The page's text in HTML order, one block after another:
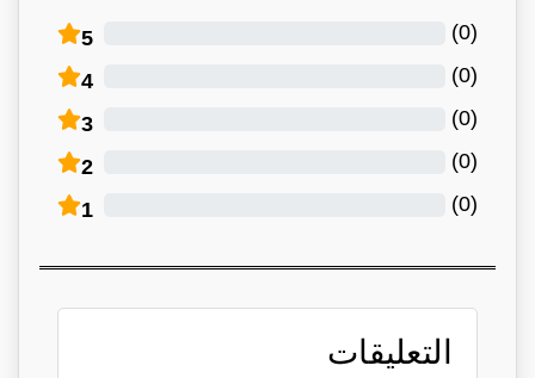
5 (
0
)
4 (
0
)
3 (
0
)
2 (
0
)
1 (
0
)
التعليقات